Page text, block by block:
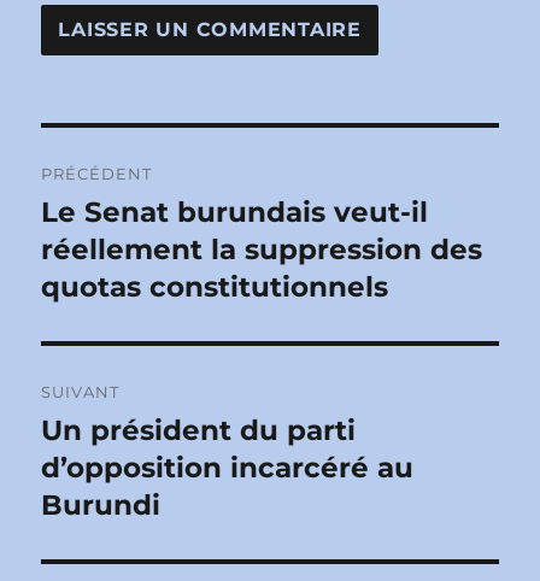
de
l’article
PRÉCÉDENT
Publication
précédente :
Le Senat burundais veut-il
réellement la suppression des
quotas constitutionnels
SUIVANT
Publication
suivante :
Un président du parti
d’opposition incarcéré au
Burundi